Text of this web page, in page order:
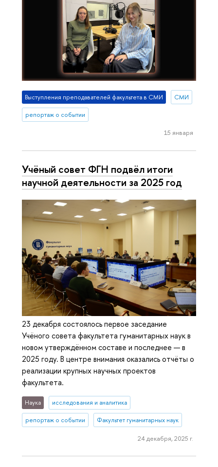
Выступления преподавателей факультета в СМИ СМИ
репортаж о событии
15 января
Учёный совет ФГН подвёл итоги
научной деятельности за 2025 год
23 декабря состоялось первое заседание
Учёного совета факультета гуманитарных наук в
новом утверждённом составе и последнее — в
2025 году. В центре внимания оказались отчёты о
реализации крупных научных проектов
факультета.
Наука исследования и аналитика
репортаж о событии Факультет гуманитарных наук
24 декабря, 2025 г.